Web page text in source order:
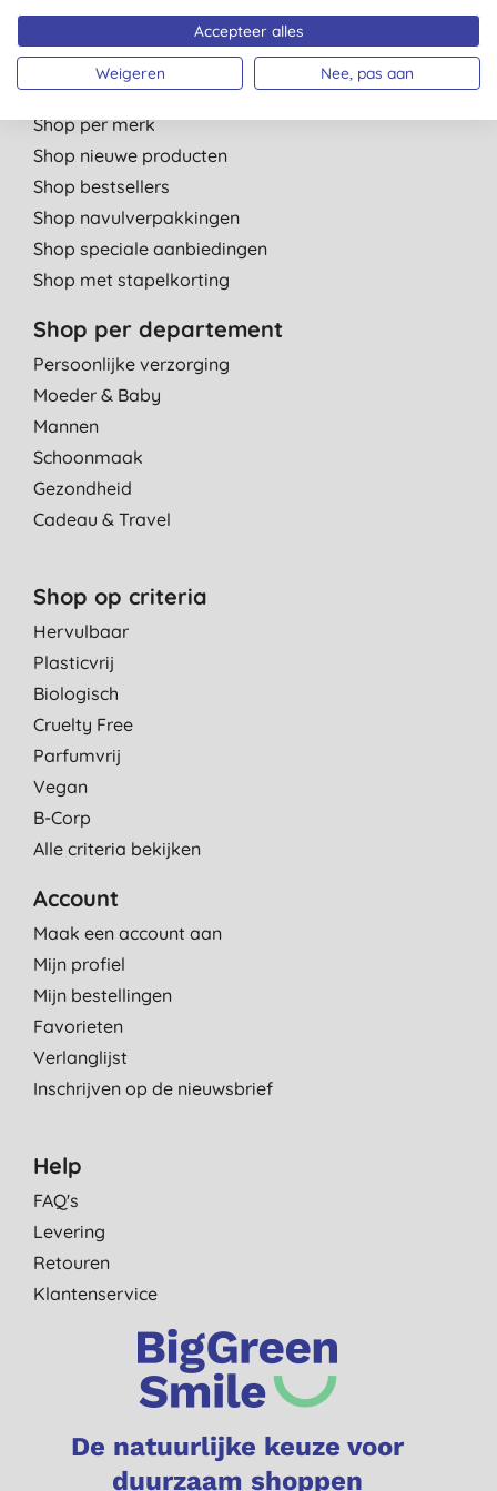
Kinderdagverblijven
Shop per categorie
Shop per merk
Shop nieuwe producten
Shop bestsellers
Shop navulverpakkingen
Shop speciale aanbiedingen
Shop met stapelkorting
Shop per departement
Persoonlijke verzorging
Moeder & Baby
Mannen
Schoonmaak
Gezondheid
Cadeau & Travel
Shop op criteria
Hervulbaar
Plasticvrij
Biologisch
Cruelty Free
Parfumvrij
Vegan
B-Corp
Alle criteria bekijken
Account
Maak een account aan
Mijn profiel
Mijn bestellingen
Favorieten
Verlanglijst
Inschrijven op de nieuwsbrief
Help
FAQ's
Levering
Retouren
Klantenservice
De natuurlijke keuze voor
duurzaam shoppen
Accepteer alles
Weigeren Nee, pas aan